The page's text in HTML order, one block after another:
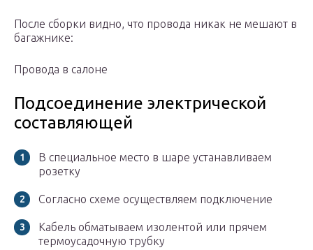
После сборки видно, что провода никак не мешают в
багажнике:
Провода в салоне
Подсоединение электрической
составляющей
В специальное место в шаре устанавливаем
розетку
Согласно схеме осуществляем подключение
Кабель обматываем изолентой или прячем
термоусадочную трубку